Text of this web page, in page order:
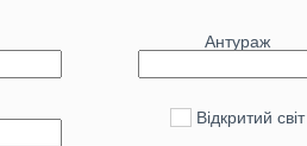
Антураж
Відкритий світ